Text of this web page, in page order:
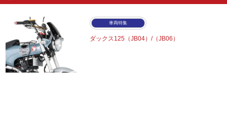
車両特集
ダックス125（JB04）/（JB06）